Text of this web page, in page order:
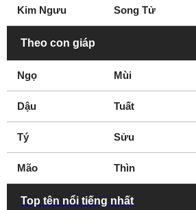
Kim Ngưu Song Tử
Theo con giáp
Ngọ Mùi
Dậu Tuất
Tý Sửu
Mão Thìn
Top tên nổi tiếng nhất